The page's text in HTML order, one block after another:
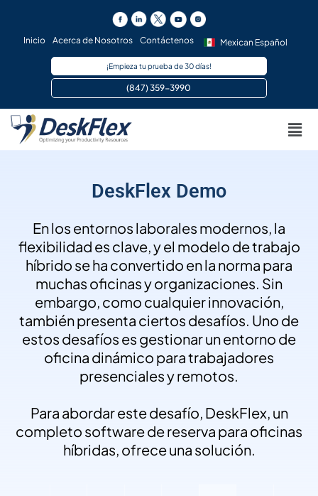
contenido
Inicio Acerca de Nosotros Contáctenos Mexican Español
¡Empieza tu prueba de 30 días!
(847) 359-3990 ​
DeskFlex Demo
En los entornos laborales modernos, la
flexibilidad es clave, y el modelo de trabajo
híbrido se ha convertido en la norma para
muchas oficinas y organizaciones. Sin
embargo, como cualquier innovación,
también presenta ciertos desafíos. Uno de
estos desafíos es gestionar un entorno de
oficina dinámico para trabajadores
presenciales y remotos.
Para abordar este desafío, DeskFlex, un
completo software de reserva para oficinas
híbridas, ofrece una solución.